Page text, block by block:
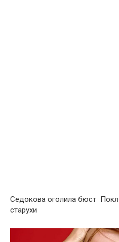
Седокова оголила бюст
старухи